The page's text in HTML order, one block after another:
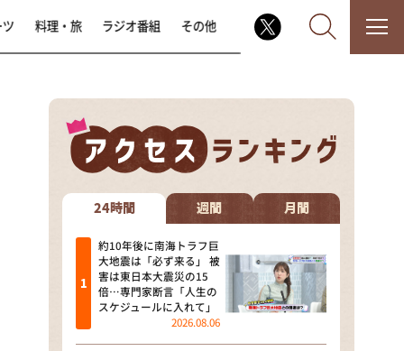
なるみ・岡村の過ぎるTV
相席食堂
これ余談なんですけど・・・
～人生密着トークバラエティ！
～ やすとものいたって真剣です
探偵！ナイトスクープ
料理・旅 ラジオ番組 その他
24時間 週間 月間
約10年後に南海トラフ巨
大地震は「必ず来る」 被
害は東日本大震災の15
倍…専門家断言「人生の
スケジュールに入れて」
2026.08.06